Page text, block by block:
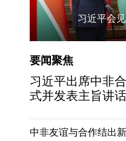
习近平会
要闻聚焦
习近平出席中非
式并发表主旨讲话
中非友谊与合作结出